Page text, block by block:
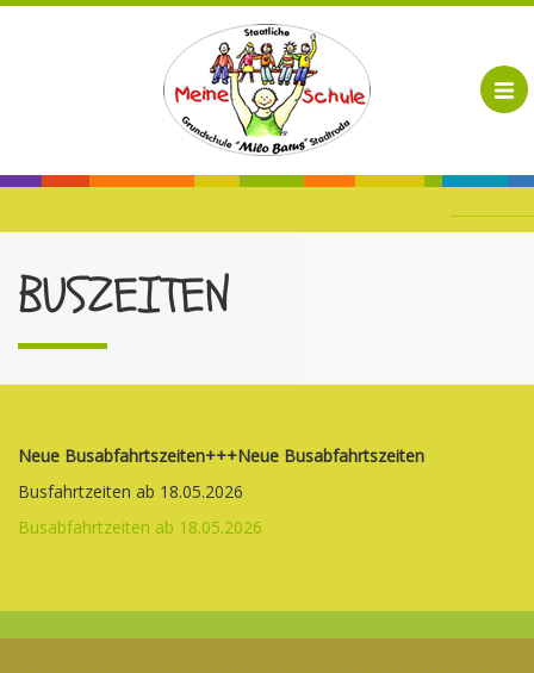
BUSZEITEN
Neue Busabfahrtszeiten+++Neue Busabfahrtszeiten
Busfahrtzeiten ab 18.05.2026
Busabfahrtzeiten ab 18.05.2026